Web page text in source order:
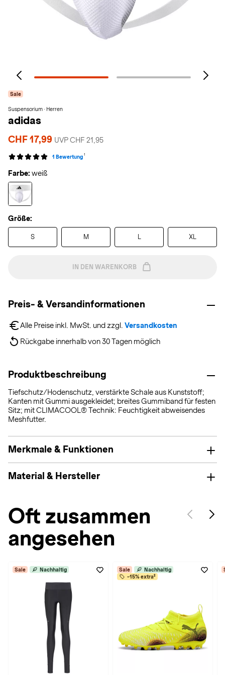
Sale
Suspensorium · Herren
adidas
CHF 17,99 UVP CHF 21,95
1 Bewertung 1
Farbe: weiß
Größe:
S M L XL
IN DEN WARENKORB
Preis- & Versandinformationen
Alle Preise inkl. MwSt. und zzgl. Versandkosten
Rückgabe innerhalb von 30 Tagen möglich
Produktbeschreibung
Tiefschutz/Hodenschutz, verstärkte Schale aus Kunststoff;
Kanten mit Gummi ausgekleidet; breites Gummiband für festen
Sitz; mit CLIMACOOL® Technik: Feuchtigkeit abweisendes
Meshfutter.
Merkmale & Funktionen
Material & Hersteller
Oft zusammen
angesehen
Sale Nachhaltig Sale
Nachhaltig
-15% extra²